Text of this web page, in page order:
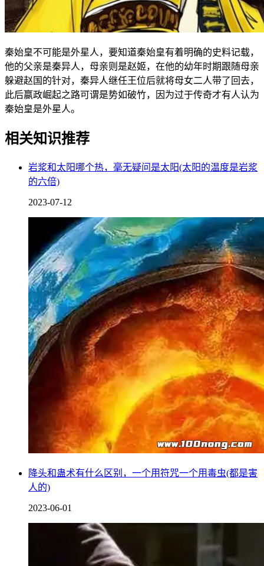
秦始皇不可能是外星人，要知道秦始皇有着明确的史料记载，
他的父亲是秦异人，母亲则是赵姬，在他的幼年时期跟随母亲
躲避赵国的针对，秦异人继任王位后就将母女二人带了回去，
此后嬴政崛起之路可谓是势如破竹，因为过于传奇才有人认为
秦始皇是外星人。
相关知识推荐
岩浆和太阳哪个热，毫无疑问是太阳(太阳的温度是岩浆
的六倍)
2023-07-12
降头和蛊术有什么区别，一个用符咒一个用毒虫(都是害
人的)
2023-06-01